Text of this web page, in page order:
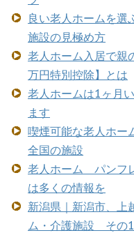
良い老人ホームを選
施設の見極め方
老人ホーム入居で親
万円特別控除】とは
老人ホームは1ヶ月
ます
喫煙可能な老人ホ
全国の施設
老人ホーム パンフ
は多くの情報を
新潟県｜新潟市、上
ム・介護施設 その1